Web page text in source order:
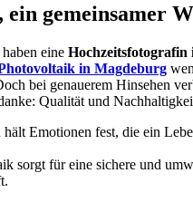
ein gemeinsamer
eine Hochzeitsfotografin
in Magdeburg
bei genauerem Hinsehen
Qualität und
Emotionen fest, die ein
sorgt für eine sichere und